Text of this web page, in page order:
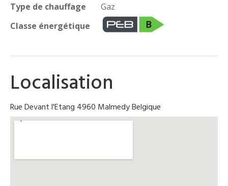
Type de chauffage
Gaz
Classe énergétique
Localisation
Rue Devant l'Etang 4960 Malmedy Belgique